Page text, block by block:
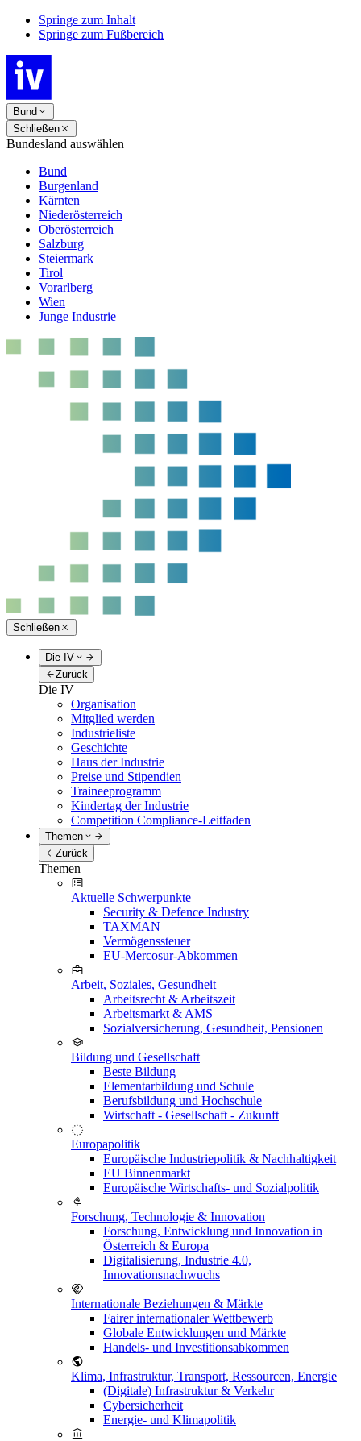
Springe zum Inhalt
Springe zum Fußbereich
Bund
Schließen
Bundesland auswählen
Bund
Burgenland
Kärnten
Niederösterreich
Oberösterreich
Salzburg
Steiermark
Tirol
Vorarlberg
Wien
Junge Industrie
Schließen
Die IV
Zurück
Die IV
Organisation
Mitglied werden
Industrieliste
Geschichte
Haus der Industrie
Preise und Stipendien
Traineeprogramm
Kindertag der Industrie
Competition Compliance-Leitfaden
Themen
Zurück
Themen
Aktuelle Schwerpunkte
Security & Defence Industry
TAXMAN
Vermögenssteuer
EU-Mercosur-Abkommen
Arbeit, Soziales, Gesundheit
Arbeitsrecht & Arbeitszeit
Arbeitsmarkt & AMS
Sozialversicherung, Gesundheit, Pensionen
Bildung und Gesellschaft
Beste Bildung
Elementarbildung und Schule
Berufsbildung und Hochschule
Wirtschaft - Gesellschaft - Zukunft
Europapolitik
Europäische Industriepolitik & Nachhaltigkeit
EU Binnenmarkt
Europäische Wirtschafts- und Sozialpolitik
Forschung, Technologie & Innovation
Forschung, Entwicklung und Innovation in
Österreich & Europa
Digitalisierung, Industrie 4.0,
Innovationsnachwuchs
Internationale Beziehungen & Märkte
Fairer internationaler Wettbewerb
Globale Entwicklungen und Märkte
Handels- und Investitionsabkommen
Klima, Infrastruktur, Transport, Ressourcen, Energie
(Digitale) Infrastruktur & Verkehr
Cybersicherheit
Energie- und Klimapolitik